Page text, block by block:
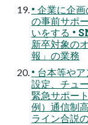
• 企業に企
の事前サポ
いをする •
新卒対象の
報」の業務
• 台本等や
設定、チュ
緊急サポー
例）通信制
ライン合説